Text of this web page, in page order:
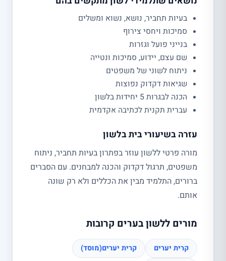
בעיות תחביר, נושא, נשוא ומשלים
סמיכות ויחסי צירוף
בנייני פועל וגזרות
שם עצם, יידוע, סמיכות ונטייה
ניתוח לשוני של משפטים
שגיאות דקדוק נפוצות
הכנה לבגרות 5 יחידות בלשון
עברית תקנית לכתיבה אקדמית
עזרה בשיעורי בית בלשון
מורה פרטי ללשון עוזר בפתרון בעיות תחביר, ניתוח
משפטים, תרגול דקדוק והכנה למבחנים. עם הסברים
ברורים, התלמיד מבין את הכללים ולא רק שונה
אותם.
מורים ללשון בערים קרובות
קרית יערים
קרית יערים(מוסד)